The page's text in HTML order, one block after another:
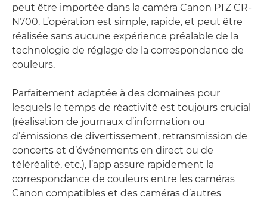
peut être importée dans la caméra Canon PTZ CR-
N700. L’opération est simple, rapide, et peut être
réalisée sans aucune expérience préalable de la
technologie de réglage de la correspondance de
couleurs.
Parfaitement adaptée à des domaines pour
lesquels le temps de réactivité est toujours crucial
(réalisation de journaux d’information ou
d’émissions de divertissement, retransmission de
concerts et d’événements en direct ou de
téléréalité, etc.), l’app assure rapidement la
correspondance de couleurs entre les caméras
Canon compatibles et des caméras d’autres